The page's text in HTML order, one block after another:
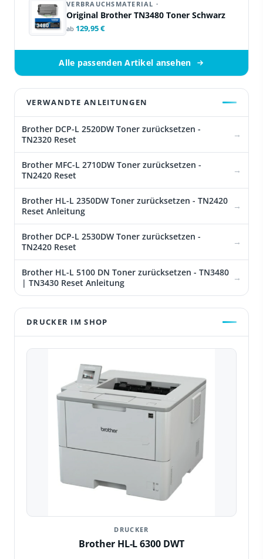
VERBRAUCHSMATERIAL ·
Original Brother TN3480 Toner Schwarz
ab 129,95 €
Alle passenden Artikel ansehen
VERWANDTE ANLEITUNGEN
Brother DCP-L 2520DW Toner zurücksetzen -
TN2320 Reset
Brother MFC-L 2710DW Toner zurücksetzen -
TN2420 Reset
Brother HL-L 2350DW Toner zurücksetzen - TN2420
Reset Anleitung
Brother DCP-L 2530DW Toner zurücksetzen -
TN2420 Reset
Brother HL-L 5100 DN Toner zurücksetzen - TN3480
| TN3430 Reset Anleitung
DRUCKER IM SHOP
DRUCKER
Brother HL-L 6300 DWT